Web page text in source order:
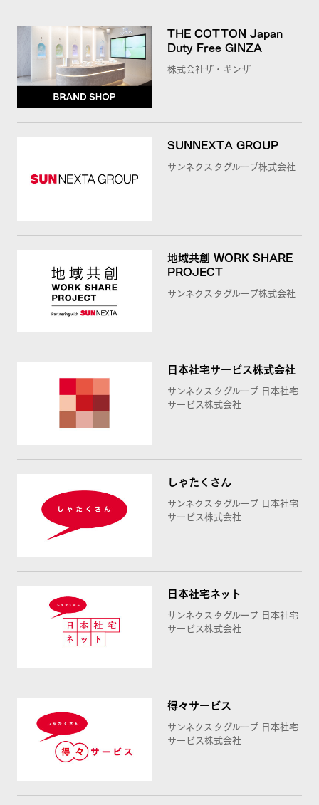
THE COTTON Japan
Duty Free GINZA
株式会社ザ・ギンザ
SUNNEXTA GROUP
サンネクスタグループ株式会社
地域共創 WORK SHARE
PROJECT
サンネクスタグループ株式会社
日本社宅サービス株式会社
サンネクスタグループ 日本社宅
サービス株式会社
しゃたくさん
サンネクスタグループ 日本社宅
サービス株式会社
日本社宅ネット
サンネクスタグループ 日本社宅
サービス株式会社
得々サービス
サンネクスタグループ 日本社宅
サービス株式会社